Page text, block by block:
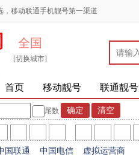
移动联通手机靓号第一渠道
全国
[切换城市]
首页 移动靓号 联通靓号
尾数
国联通 中国电信 虚拟运营商